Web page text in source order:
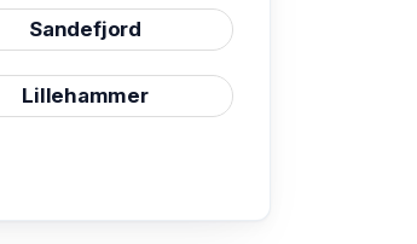
Sandefjord
Lillehammer